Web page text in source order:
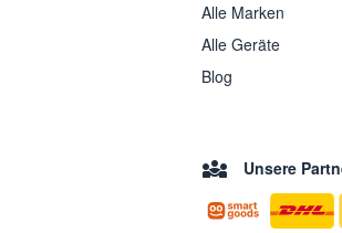
Alle Marken
Alle Geräte
Blog
Unsere